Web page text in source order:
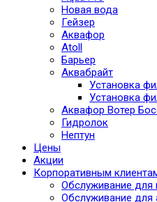
Новая вода
Гейзер
Аквафор
Atoll
Барьер
Аквабрайт
Установка
Установка
Аквафор Вотер
Гидролок
Нептун
Цены
Акции
Корпоративным
Обслуживание для
Обслуживание для